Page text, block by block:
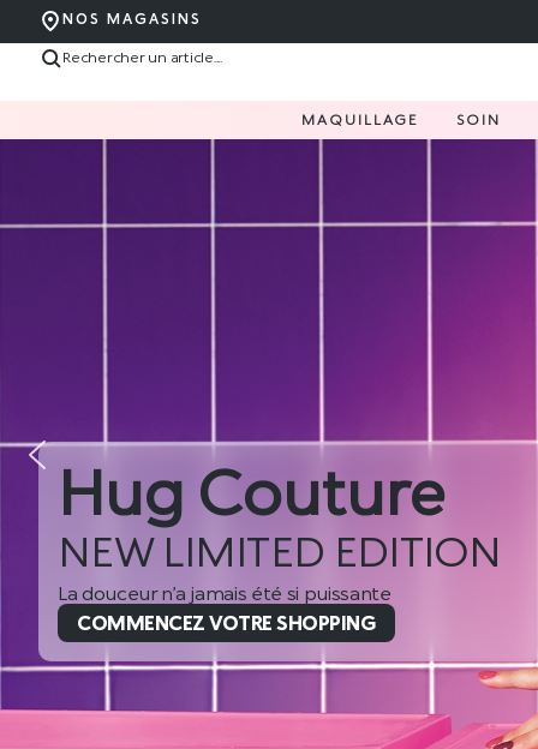
NOS MAGASINS
MAQUILLAGE SOIN
Nouvelle Love
Fusion
Une histoire d’amour qui mêle soin et maquillage
COMMENCEZ VOTRE SHOPPING